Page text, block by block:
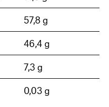
57,8 g
46,4 g
7,3 g
0,03 g